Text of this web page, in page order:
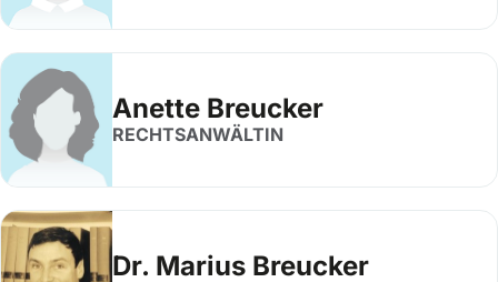
Anette Breucker
RECHTSANWÄLTIN
Dr. Marius Breucker